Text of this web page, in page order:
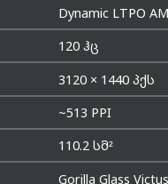
Dynamic LTPO
120 ჰც
3120 × 1440 პქს
~513 PPI
110.2 სმ²
Gorilla Glass